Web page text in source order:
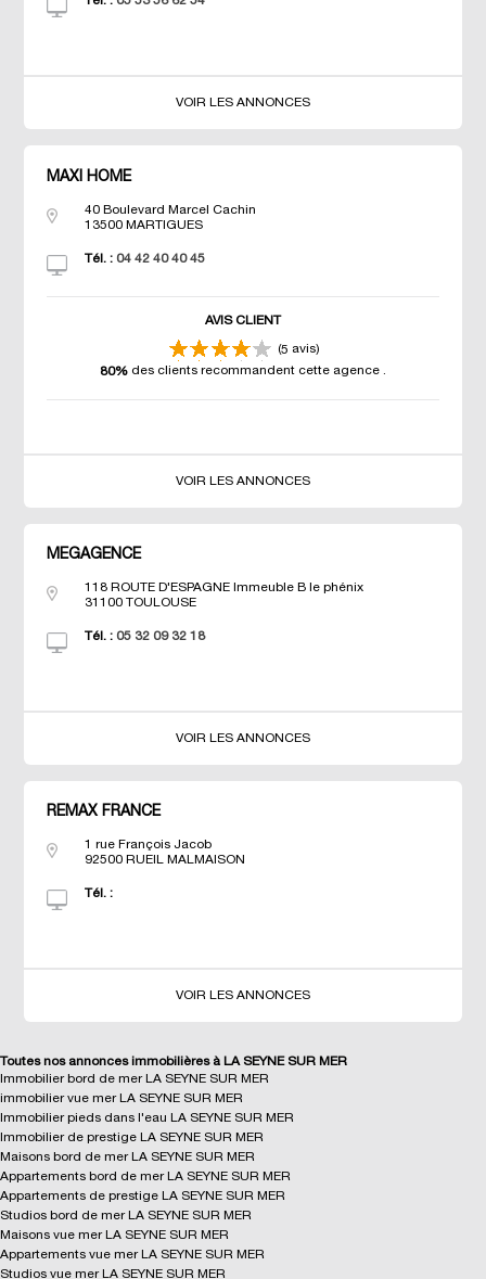
VOIR LES ANNONCES
MAXI HOME
40 Boulevard Marcel Cachin
13500 MARTIGUES
Tél. : 04 42 40 40 45
AVIS CLIENT
(5 avis)
80%des clients recommandent cette agence
VOIR LES ANNONCES
MEGAGENCE
118 ROUTE D'ESPAGNE Immeuble B le phénix
31100 TOULOUSE
Tél. : 05 32 09 32 18
VOIR LES ANNONCES
REMAX FRANCE
1 rue François Jacob
92500 RUEIL MALMAISON
Tél. :
VOIR LES ANNONCES
Toutes nos annonces immobilières à LA SEYNE SUR MER
Immobilier bord de mer LA SEYNE SUR MER
immobilier vue mer LA SEYNE SUR MER
Immobilier pieds dans l'eau LA SEYNE SUR MER
Immobilier de prestige LA SEYNE SUR MER
Maisons bord de mer LA SEYNE SUR MER
Appartements bord de mer LA SEYNE SUR MER
Appartements de prestige LA SEYNE SUR MER
Studios bord de mer LA SEYNE SUR MER
Maisons vue mer LA SEYNE SUR MER
Appartements vue mer LA SEYNE SUR MER
Studios vue mer LA SEYNE SUR MER